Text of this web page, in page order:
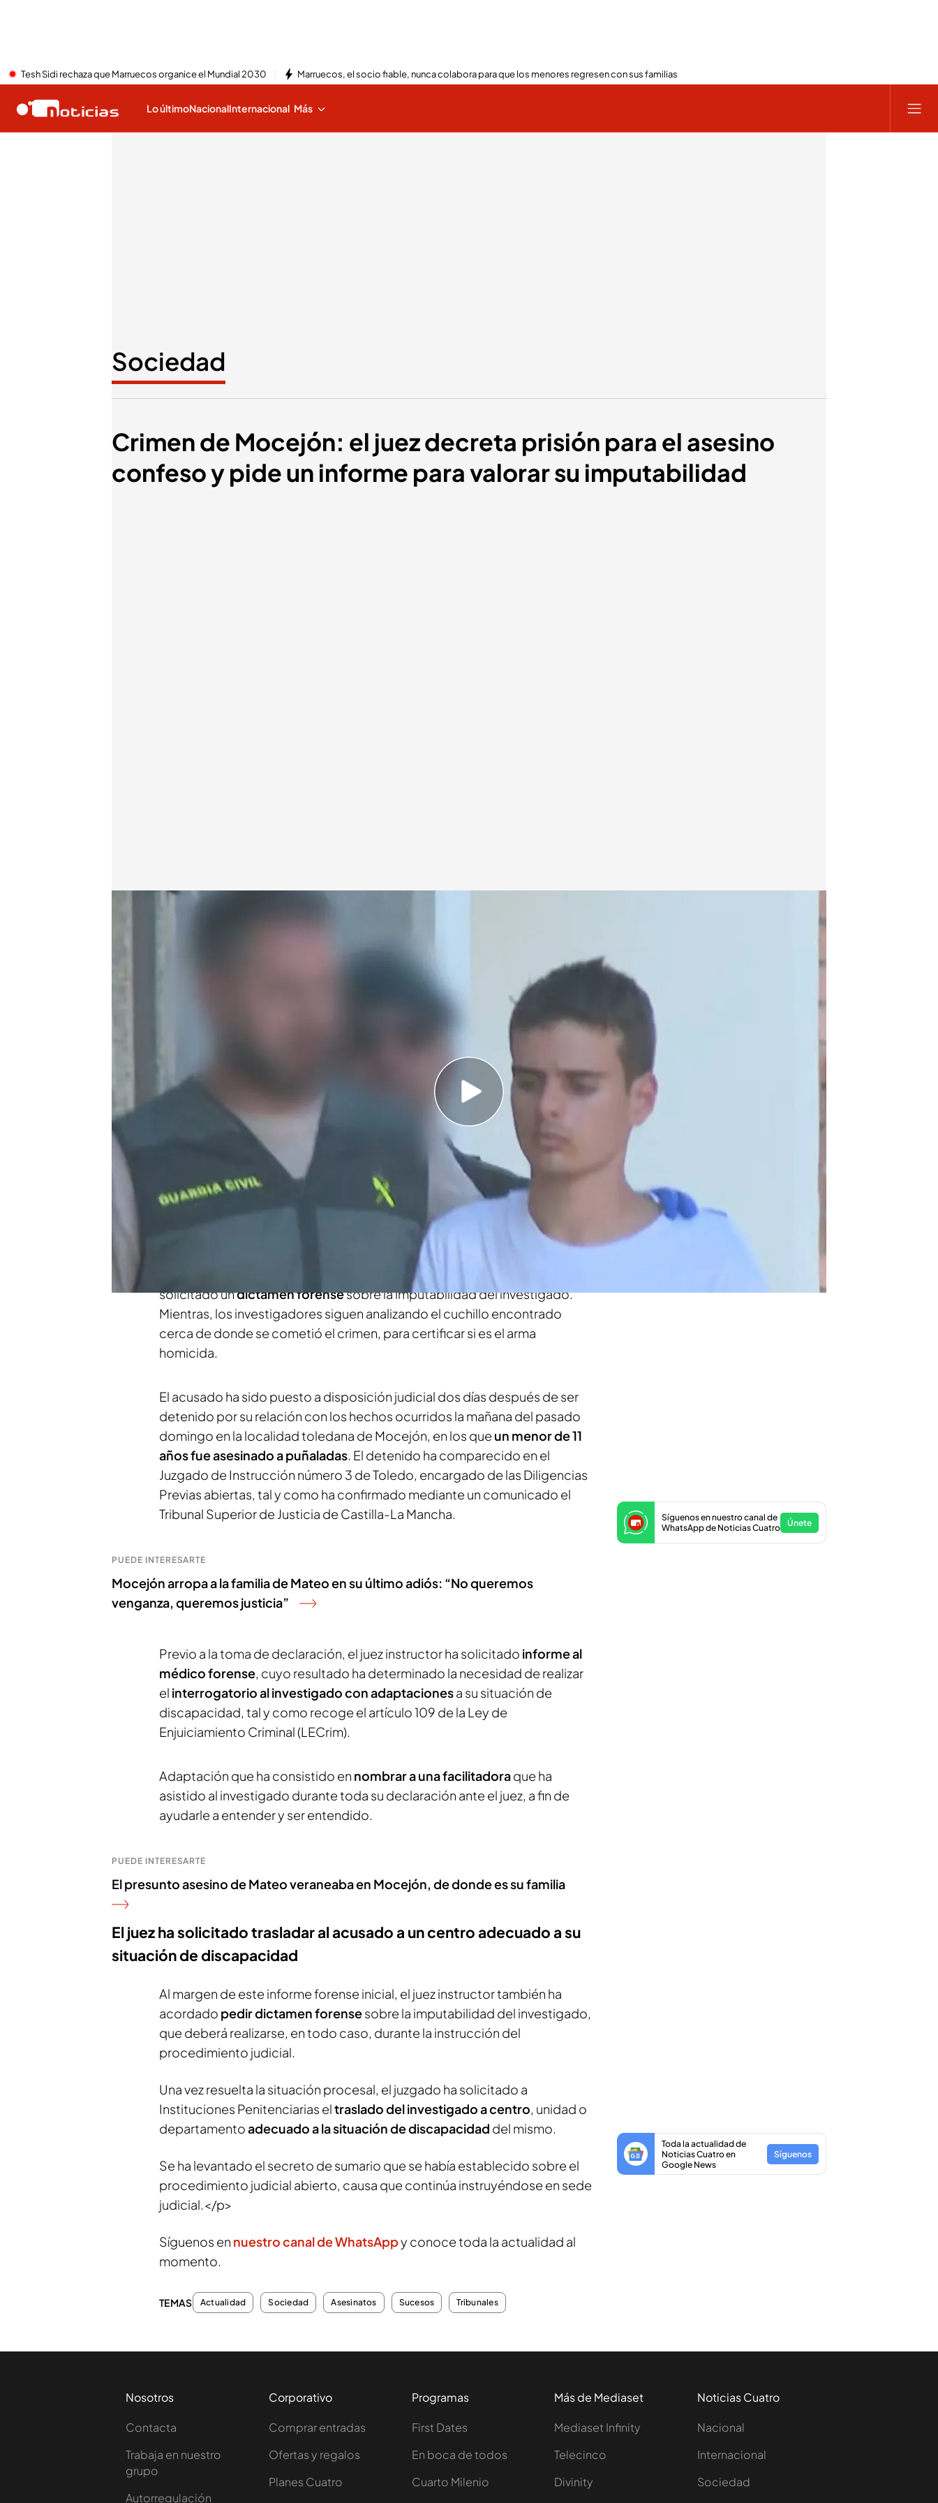
Tesh Sidi rechaza que Marruecos organice el Mundial 2030 Marruecos, el socio fiable, nunca colabora para que los menores regresen con sus familias
Lo últimoNacionalInternacional Más
Sociedad
Crimen de Mocejón: el juez decreta prisión para el asesino
confeso y pide un informe para valorar su imputabilidad
El juez envía a prisión al asesino confeso de Mateo
El juez envía a prisión provisional al acusado de Matar al pequeño
Los investigadores continúan analizando los restos biológicos
Analizan los restos biológicos de un cuchillo encontrado en Mocejón:
¿por qué es tan importante encontrar el arma homicida?
El juez que instruye el caso del crimen de Mocejónha enviado a prisión
asesino confeso del pequeño
Según informa Raquel Duva en
delito de asesinato
solicitado undictamen forensesobre la imputabilidad del investigado.
Mientras, los investigadores siguen analizando el cuchillo encontrado
cerca de donde se cometió el crimen, para certificar si es el arma
homicida.
El acusado ha sido puesto a disposición judicial dos días después de ser
detenido por su relación con los hechos ocurridos la mañana del pasado
domingo en la localidad toledana de Mocejón, en los que un menor de 11
años fue asesinado a puñaladas. El detenido ha comparecido en el
Juzgado de Instrucción número 3 de Toledo, encargado de las Diligencias
Previas abiertas, tal y como ha confirmado mediante un comunicado el
Tribunal Superior de Justicia de Castilla-La Mancha.
PUEDE INTERESARTE
Mocejón arropa a la familia de Mateo en su último adiós: “No queremos
venganza, queremos justicia”
Previo a la toma de declaración, el juez instructor ha solicitado informe al
médico forense, cuyo resultado ha determinado la necesidad de realizar
el interrogatorio al investigado con adaptacionesa su situación de
discapacidad, tal y como recoge el artículo 109 de la Ley de
Enjuiciamiento Criminal (LECrim).
Adaptación que ha consistido en nombrar a una facilitadoraque ha
asistido al investigado durante toda su declaración ante el juez, a fin de
ayudarle a entender y ser entendido.
PUEDE INTERESARTE
El presunto asesino de Mateo veraneaba en Mocejón, de donde es su familia
El juez ha solicitado trasladar al acusado a un centro adecuado a su
situación de discapacidad
Al margen de este informe forense inicial, el juez instructor también ha
acordado pedir dictamen forensesobre la imputabilidad del investigado,
que deberá realizarse, en todo caso, durante la instrucción del
procedimiento judicial.
Síguenos en nuestro canal de
WhatsApp de Noticias Cuatro
Únete
Una vez resuelta la situación procesal, el juzgado ha solicitado a
Instituciones Penitenciarias eltraslado del investigado a centro, unidad o
departamentoadecuado a la situación de discapacidad del mismo.
Toda la actualidad de
Noticias Cuatro en
Google News
Síguenos
Se ha levantado el secreto de sumario que se había establecido sobre el
procedimiento judicial abierto, causa que continúa instruyéndose en sede
judicial.</p>
Síguenos en nuestro canal de WhatsAppy conoce toda la actualidad al
momento.
TEMAS Actualidad Sociedad Asesinatos Sucesos Tribunales
Nosotros
Contacta
Trabaja en nuestro
grupo
Autorregulación
Corporativo
Comprar entradas
Ofertas y regalos
Planes Cuatro
Programas
First Dates
En boca de todos
Cuarto Milenio
Más de Mediaset
Mediaset Infinity
Telecinco
Divinity
Noticias Cuatro
Nacional
Internacional
Sociedad